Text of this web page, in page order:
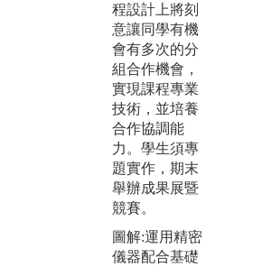
程設計上將刻
意讓同學有機
會有多次的分
組合作機會，
實現課程專業
技術，並培養
合作協調能
力。學生須專
題實作，期末
舉辦成果展暨
競賽。
圖解:運用精密
儀器配合基礎